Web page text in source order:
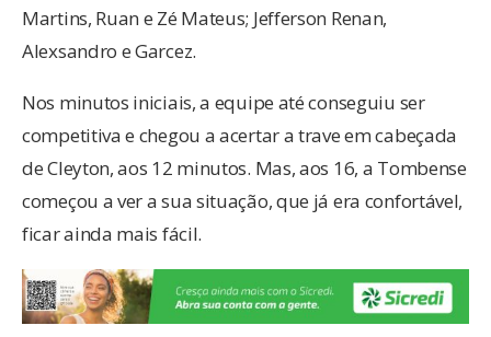
Martins, Ruan e Zé Mateus; Jefferson Renan,
Alexsandro e Garcez.
Nos minutos iniciais, a equipe até conseguiu ser
competitiva e chegou a acertar a trave em cabeçada
de Cleyton, aos 12 minutos. Mas, aos 16, a Tombense
começou a ver a sua situação, que já era confortável,
ficar ainda mais fácil.